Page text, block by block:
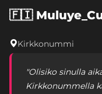
🇫🇮
Kirkkonummi
"Olisiko sinulla
Kirkkonummella